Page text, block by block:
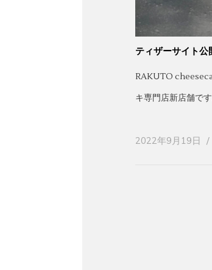
ティザーサイト公
RAKUTO
キ専門店新店舗です
2022年9月19日